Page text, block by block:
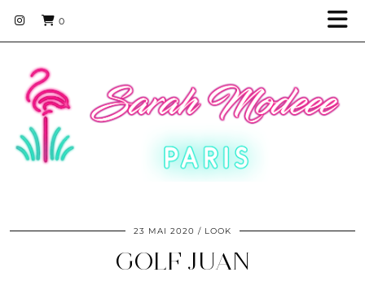
0
23 MAI 2020 LOOK
GOLF JUAN